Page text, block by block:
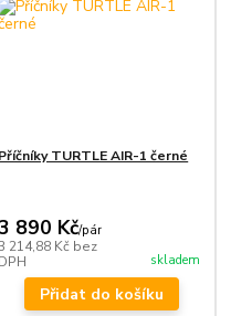
Příčníky TURTLE AIR-1 černé
890 Kč/pár
214,88 Kč bez
DPH
skladem
Přidat do košíku